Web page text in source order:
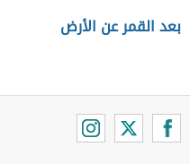
بعد القمر عن الأرض